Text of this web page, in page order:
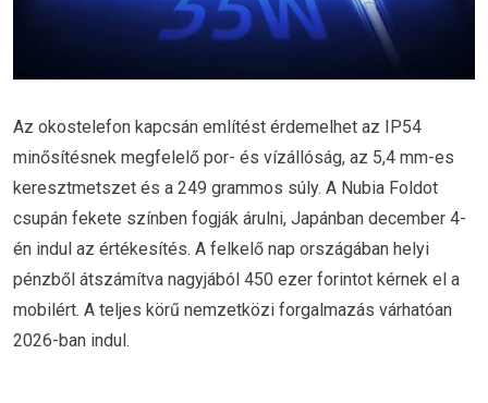
Az okostelefon kapcsán említést érdemelhet az IP54
minősítésnek megfelelő por- és vízállóság, az 5,4 mm-es
keresztmetszet és a 249 grammos súly. A Nubia Foldot
csupán fekete színben fogják árulni, Japánban december 4-
én indul az értékesítés. A felkelő nap országában helyi
pénzből átszámítva nagyjából 450 ezer forintot kérnek el a
mobilért. A teljes körű nemzetközi forgalmazás várhatóan
2026-ban indul.